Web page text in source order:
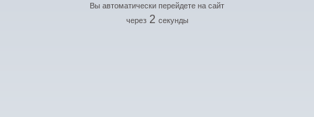
Вы автоматически перейдете на сайт
через 2 секунды